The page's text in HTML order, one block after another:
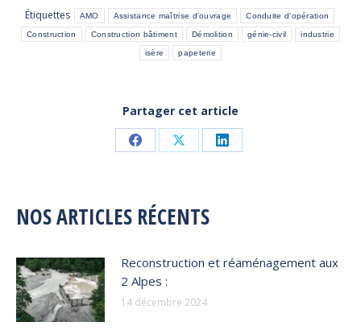
Étiquettes
AMO Assistance maîtrise d'ouvrage Conduite d'opération
Construction Construction bâtiment Démolition génie-civil industrie
isère papeterie
Partager cet article
Share Share Share
NOS ARTICLES RÉCENTS
Reconstruction et réaménagement aux
2 Alpes :
14 décembre 2024